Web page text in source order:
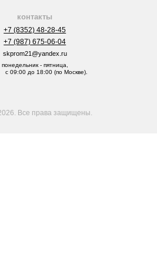
контакты
+7 (8352) 48-28-45
+7 (987) 675-06-04
skprom21@yandex.ru
понедельник - пятница,
с 09:00 до 18:00 (по Москве).
Все права защищены